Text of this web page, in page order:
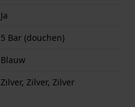
Ja
5 Bar (douchen)
Blauw
Zilver, Zilver, Zilver